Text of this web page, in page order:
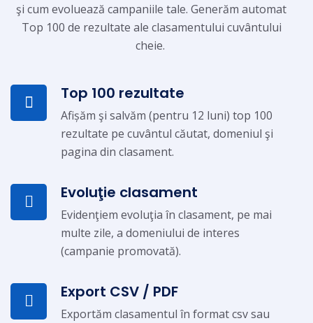
şi cum evoluează campaniile tale. Generăm automat
Top 100 de rezultate ale clasamentului cuvântului
cheie.
Top 100 rezultate
Afișăm şi salvăm (pentru 12 luni) top 100
rezultate pe cuvântul căutat, domeniul şi
pagina din clasament.
Evoluţie clasament
Evidenţiem evoluţia în clasament, pe mai
multe zile, a domeniului de interes
(campanie promovată).
Export CSV / PDF
Exportăm clasamentul în format csv sau